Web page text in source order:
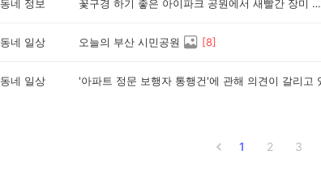
동네 정보 꽃구경 하기 좋은 아이파크 공원에서 새빨간 장미 보고 왔어요.
동네 일상 오늘의 부산 시민공원 [8]
동네 일상
1 2 3